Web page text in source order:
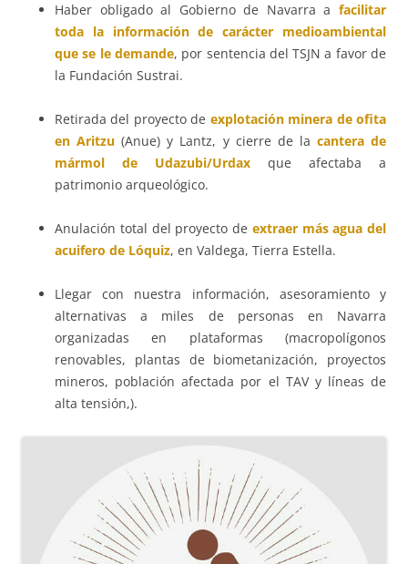
Haber obligado al Gobierno de Navarra a facilitar
toda la información de carácter medioambiental
que se le demande, por sentencia del TSJN a favor de
la Fundación Sustrai.
Retirada del proyecto de explotación minera de ofita
en Aritzu (Anue) y Lantz, y cierre de la cantera de
mármol de Udazubi/Urdax que afectaba a
patrimonio arqueológico.
Anulación total del proyecto de extraer más agua del
acuifero de Lóquiz, en Valdega, Tierra Estella.
Llegar con nuestra información, asesoramiento y
alternativas a miles de personas en Navarra
organizadas en plataformas (macropolígonos
renovables, plantas de biometanización, proyectos
mineros, población afectada por el TAV y líneas de
alta tensión,).